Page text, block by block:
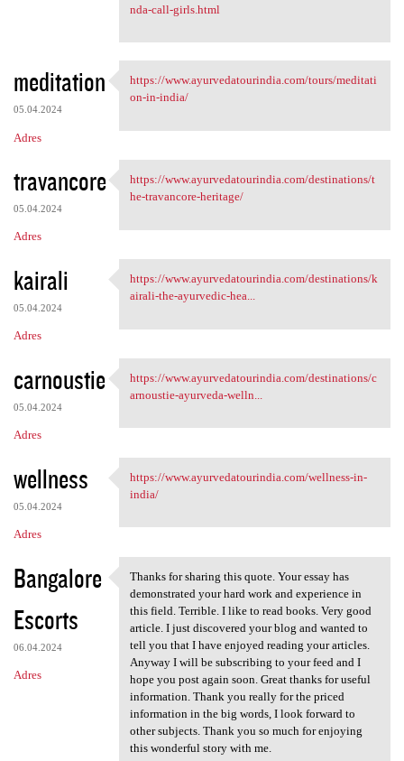
nda-call-girls.html
meditation
05.04.2024
Adres
https://www.ayurvedatourindia
https://www.ayurvedatourindia.com/tours/meditati
on-in-india/
travancore
05.04.2024
Adres
https://www.ayurvedatourindia
https://www.ayurvedatourindia.com/destinations/t
he-travancore-heritage/
kairali
05.04.2024
Adres
https://www.ayurvedatourindia
https://www.ayurvedatourindia.com/destinations/k
airali-the-ayurvedic-hea...
carnoustie
05.04.2024
Adres
https://www.ayurvedatourindia
https://www.ayurvedatourindia.com/destinations/c
arnoustie-ayurveda-welln...
wellness
05.04.2024
Adres
https://www.ayurvedatourindia
https://www.ayurvedatourindia.com/wellness-in-
india/
Bangalore
Escorts
06.04.2024
Adres
Thanks for sharing this quote
Thanks for sharing this quote. Your essay has
demonstrated your hard work and experience in
this field. Terrible. I like to read books. Very good
article. I just discovered your blog and wanted to
tell you that I have enjoyed reading your articles.
Anyway I will be subscribing to your feed and I
hope you post again soon. Great thanks for useful
information. Thank you really for the priced
information in the big words, I look forward to
other subjects. Thank you so much for enjoying
this wonderful story with me.